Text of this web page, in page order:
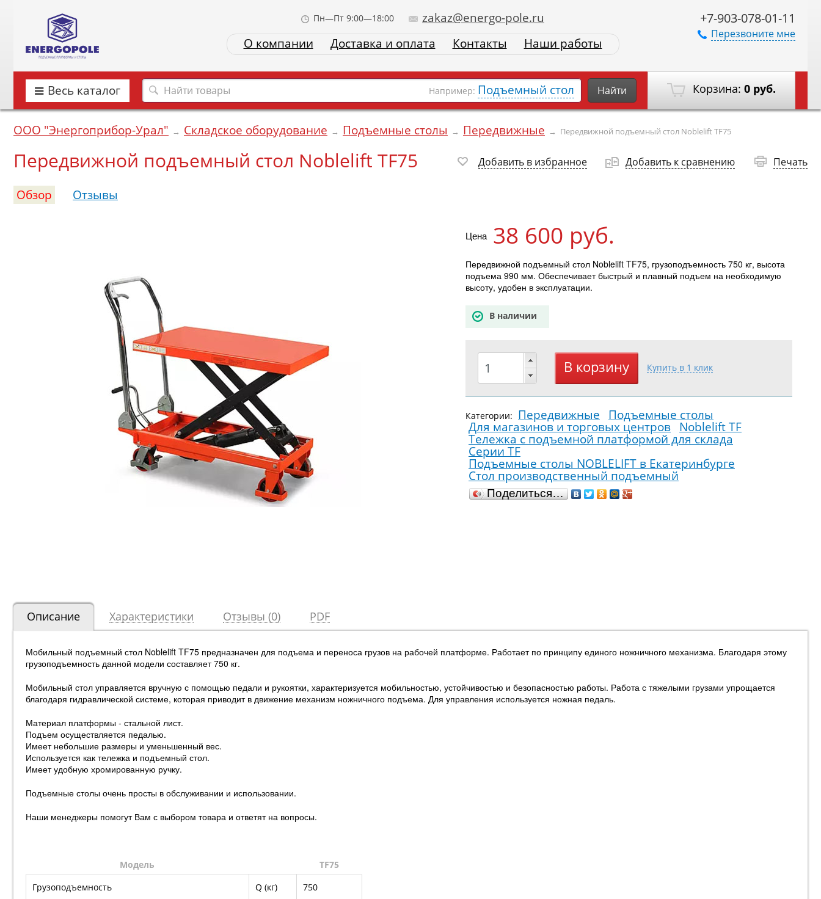
+7-903-078-01-11
Перезвоните мне
Пн—Пт 9:00—18:00
zakaz@energo-pole.ru
О компании
Доставка и оплата Контакты Наши работы
Корзина: 0 руб.
Весь каталог Например: Подъемный стол Найти
ООО "Энергоприбор-Урал" → Складское оборудование → Подъемные столы → Передвижные → Передвижной подъемный стол Noblelift TF75
Передвижной подъемный стол Noblelift TF75 Добавить в избранное Добавить к сравнению Печать
Обзор Отзывы
Цена 38 600 руб.
Передвижной подъемный стол Noblelift TF75, грузоподъемность 750 кг, высота
подъема 990 мм. Обеспечивает быстрый и плавный подъем на необходимую
высоту, удобен в эксплуатации.
В наличии
Категории: Передвижные Подъемные столы
Для магазинов и торговых центров Noblelift TF
Тележка с подъемной платформой для склада
Серии TF
Подъемные столы NOBLELIFT в Екатеринбурге
Стол производственный подъемный
Поделиться…
Описание Характеристики Отзывы (0) PDF
Мобильный подъемный стол Noblelift TF75 предназначен для подъема и переноса грузов на рабочей платформе. Работает по принципу единого ножничного механизма. Благодаря этому
грузоподъемность данной модели составляет 750 кг.
Мобильный стол управляется вручную с помощью педали и рукоятки, характеризуется мобильностью, устойчивостью и безопасностью работы. Работа с тяжелыми грузами упрощается
благодаря гидравлической системе, которая приводит в движение механизм ножничного подъема. Для управления используется ножная педаль.
Материал платформы - стальной лист.
Подъем осуществляется педалью.
Имеет небольшие размеры и уменьшенный вес.
Используется как тележка и подъемный стол.
Имеет удобную хромированную ручку.
Подъемные столы очень просты в обслуживании и использовании.
Наши менеджеры помогут Вам с выбором товара и ответят на вопросы.
Модель
TF75
Грузоподъемность
Q (кг) 750